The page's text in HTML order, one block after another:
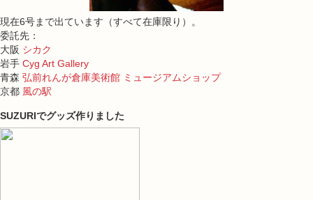
現在6号まで出ています（すべて在庫限り）。
委託先：
大阪 シカク
岩手 Cyg Art Gallery
青森 弘前れんが倉庫美術館 ミュージアムショップ
京都 風の駅
SUZURIでグッズ作りました